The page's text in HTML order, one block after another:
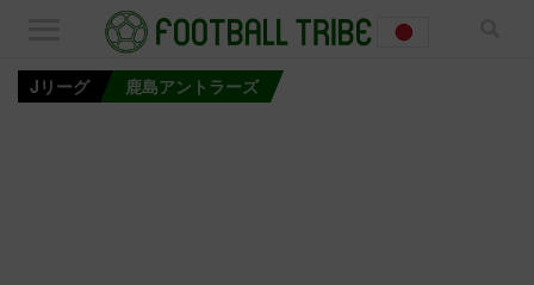
Jリーグ 鹿島アントラーズ